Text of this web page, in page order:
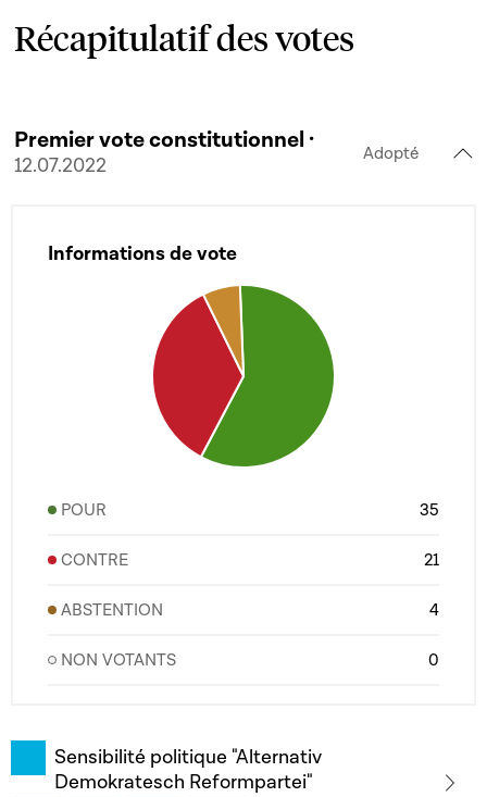
Récapitulatif des votes
Premier vote constitutionnel ·
12.07.2022
Adopté
Informations de vote
POUR 35
CONTRE 21
ABSTENTION 4
NON VOTANTS 0
Sensibilité politique "Alternativ
Demokratesch Reformpartei"